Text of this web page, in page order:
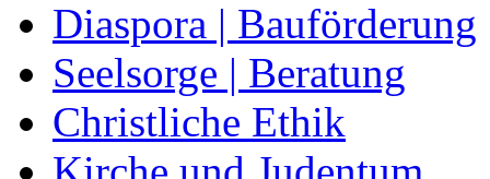
Diaspora | Bauförderung
Seelsorge | Beratung
Christliche Ethik